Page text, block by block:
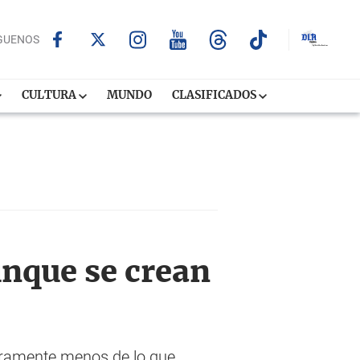
CULTURA MUNDO CLASIFICADOS
se crean